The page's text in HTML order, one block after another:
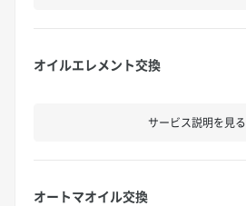
オイルエレメント交換
サービス説明を見る
オートマオイル交換